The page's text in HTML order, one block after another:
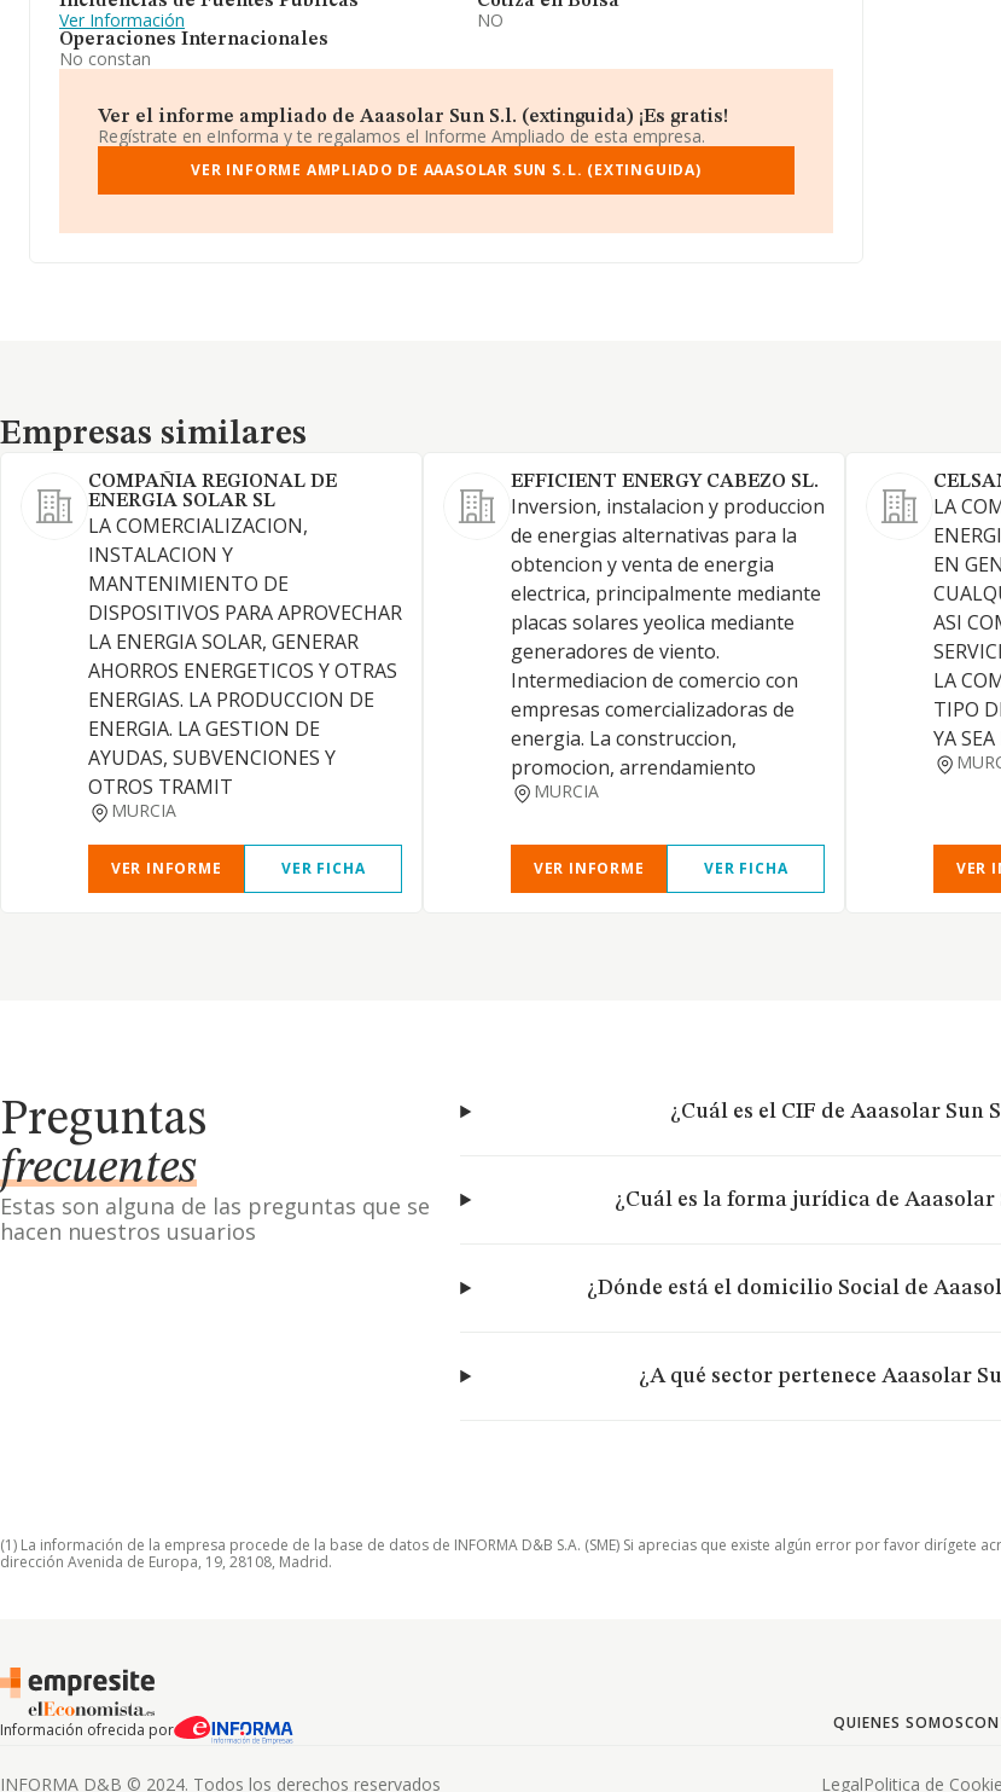
Ver Información
Operaciones Internacionales
No constan
NO
Ver el informe ampliado de Aaasolar Sun S.l. (extinguida) ¡Es gratis!
Regístrate en eInforma y te regalamos el Informe Ampliado de esta empresa.
VER INFORME AMPLIADO DE AAASOLAR SUN S.L. (EXTINGUIDA)
Empresas similares
Empresas similares
COMPAÑIA REGIONAL DE
ENERGIA SOLAR SL
LA COMERCIALIZACION,
INSTALACION Y
MANTENIMIENTO DE
DISPOSITIVOS PARA APROVECHAR
LA ENERGIA SOLAR, GENERAR
AHORROS ENERGETICOS Y OTRAS
ENERGIAS. LA PRODUCCION DE
ENERGIA. LA GESTION DE
AYUDAS, SUBVENCIONES Y
OTROS TRAMIT
MURCIA
VER INFORME VER FICHA
EFFICIENT ENERGY CABEZO SL.
Inversion, instalacion y produccion
de energias alternativas para la
obtencion y venta de energia
electrica, principalmente mediante
placas solares yeolica mediante
generadores de viento.
Intermediacion de comercio con
empresas comercializadoras de
energia. La construccion,
promocion, arrendamiento
MURCIA
VER INFORME VER FICHA
LA
EN
ASI
LA
TIPO
YA
VER
Preguntas
frecuentes
Estas son alguna de las preguntas que se
hacen nuestros usuarios
¿Cuál es el CIF de Aaasolar Sun
¿Cuál es la forma jurídica de
¿Dónde está el domicilio Social de
¿A qué sector pertenece Aaasolar
(1) La información de la empresa procede de la base de datos de INFORMA D&B S.A. (SME) Si aprecias que existe algún error por favor dirígete
dirección Avenida de Europa, 19, 28108, Madrid.
Información ofrecida por QUIENES SOMOS
INFORMA D&B © 2024. Todos los derechos reservados LegalPolitica de